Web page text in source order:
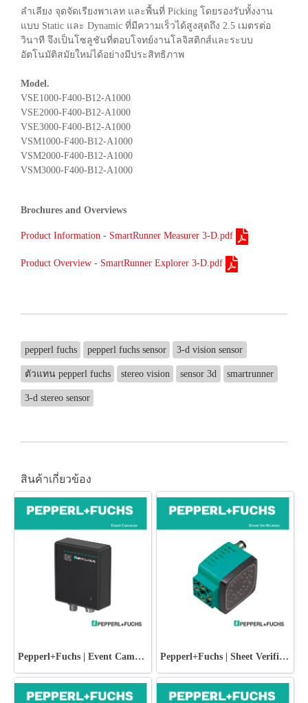
ลำเลียง จุดจัดเรียงพาเลท และพื้นที่ Picking โดยรองรับทั้งงาน
แบบ Static และ Dynamic ที่มีความเร็วได้สูงสุดถึง 2.5 เมตรต่อ
วินาที จึงเป็นโซลูชันที่ตอบโจทย์งานโลจิสติกส์และระบบ
อัตโนมัติสมัยใหม่ได้อย่างมีประสิทธิภาพ
Model.
VSE1000-F400-B12-A1000
VSE2000-F400-B12-A1000
VSE3000-F400-B12-A1000
VSM1000-F400-B12-A1000
VSM2000-F400-B12-A1000
VSM3000-F400-B12-A1000
Brochures and Overviews
Product Information - SmartRunner Measurer 3-D.pdf
Product Overview - SmartRunner Explorer 3-D.pdf
pepperl fuchs pepperl fuchs sensor 3-d vision sensor
ตัวแทน pepperl fuchs stereo vision sensor 3d smartrunner
3-d stereo sensor
สินค้าเกี่ยวข้อง
Pepperl+Fuchs | Event Cameras Pepperl+Fuchs | Sheet Verification